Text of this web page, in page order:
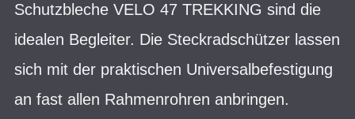
Schutzbleche VELO 47 TREKKING sind die
idealen Begleiter. Die Steckradschützer lassen
sich mit der praktischen Universalbefestigung
an fast allen Rahmenrohren anbringen.